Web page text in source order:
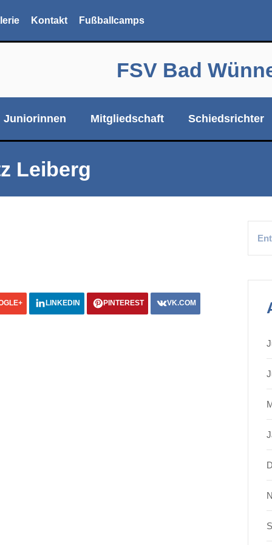
Kontakt Fußballcamps
FSV Bad
Juniorinnen Mitgliedschaft Schiedsrichter
Leiberg
LINKEDIN PINTEREST VK.COM